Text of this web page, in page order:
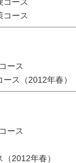
コース
ース
ース（2012年春）
ース
（2012年春）